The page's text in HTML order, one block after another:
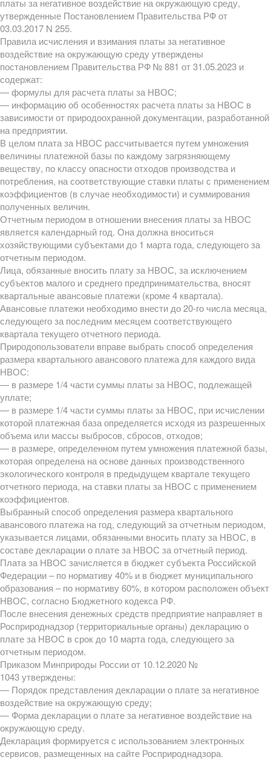
платы за негативное воздействие на окружающую среду,
утвержденные Постановлением Правительства РФ от
03.03.2017 N 255.
Правила исчисления и взимания платы за негативное
воздействие на окружающую среду утверждены
постановлением Правительства РФ № 881 от 31.05.2023 и
содержат:
— формулы для расчета платы за НВОС;
— информацию об особенностях расчета платы за НВОС в
зависимости от природоохранной документации, разработанной
на предприятии.
В целом плата за НВОС рассчитывается путем умножения
величины платежной базы по каждому загрязняющему
веществу, по классу опасности отходов производства и
потребления, на соответствующие ставки платы с применением
коэффициентов (в случае необходимости) и суммирования
полученных величин.
Отчетным периодом в отношении внесения платы за НВОС
является календарный год. Она должна вноситься
хозяйствующими субъектами до 1 марта года, следующего за
отчетным периодом.
Лица, обязанные вносить плату за НВОС, за исключением
субъектов малого и среднего предпринимательства, вносят
квартальные авансовые платежи (кроме 4 квартала).
Авансовые платежи необходимо внести до 20-го числа месяца,
следующего за последним месяцем соответствующего
квартала текущего отчетного периода.
Природопользователи вправе выбрать способ определения
размера квартального авансового платежа для каждого вида
НВОС:
— в размере 1/4 части суммы платы за НВОС, подлежащей
уплате;
— в размере 1/4 части суммы платы за НВОС, при исчислении
которой платежная база определяется исходя из разрешенных
объема или массы выбросов, сбросов, отходов;
— в размере, определенном путем умножения платежной базы,
которая определена на основе данных производственного
экологического контроля в предыдущем квартале текущего
отчетного периода, на ставки платы за НВОС с применением
коэффициентов.
Выбранный способ определения размера квартального
авансового платежа на год, следующий за отчетным периодом,
указывается лицами, обязанными вносить плату за НВОС, в
составе декларации о плате за НВОС за отчетный период.
Плата за НВОС зачисляется в бюджет субъекта Российской
Федерации – по нормативу 40% и в бюджет муниципального
образования – по нормативу 60%, в котором расположен объект
НВОС, согласно Бюджетного кодекса РФ.
После внесения денежных средств предприятие направляет в
Росприроднадзор (территориальные органы) декларацию о
плате за НВОС в срок до 10 марта года, следующего за
отчетным периодом.
Приказом Минприроды России от 10.12.2020 №
1043 утверждены:
— Порядок представления декларации о плате за негативное
воздействие на окружающую среду;
— Форма декларации о плате за негативное воздействие на
окружающую среду.
Декларация формируется с использованием электронных
сервисов, размещенных на сайте Росприроднадзора.